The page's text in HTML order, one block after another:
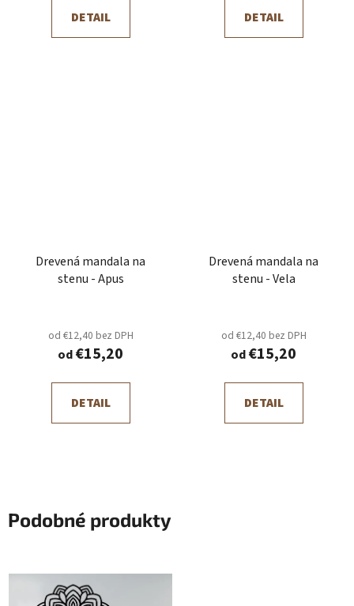
DETAIL DETAIL
Drevená mandala na
stenu - Apus
od €12,40 bez DPH
od€15,20
DETAIL
Drevená mandala na
stenu - Vela
od €12,40 bez DPH
od€15,20
DETAIL
Podobné produkty